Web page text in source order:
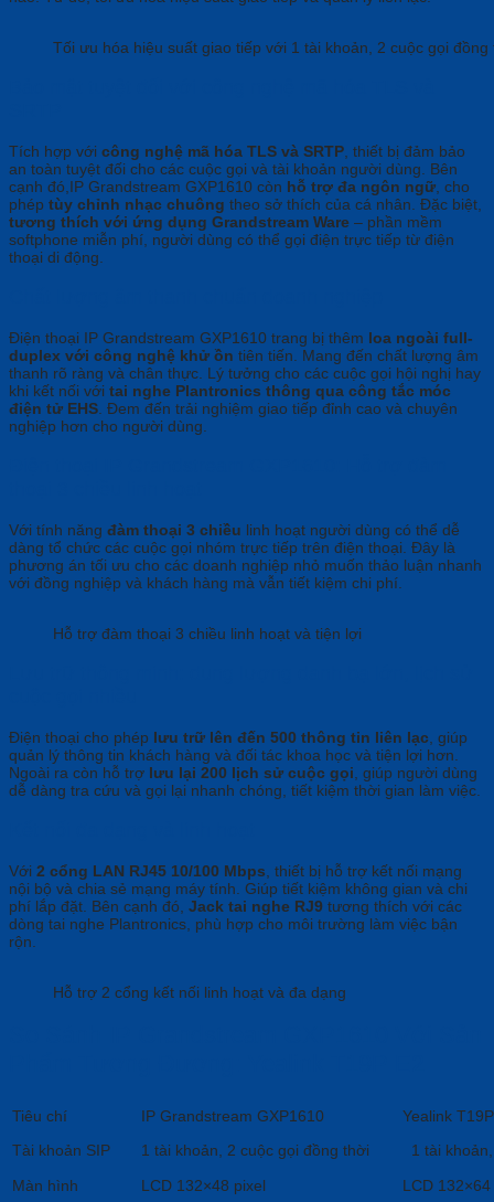
Tối ưu hóa hiệu suất giao tiếp với 1 tài khoản, 2 cuộc gọi đồng
Tích hợp với công nghệ mã hóa TLS và SRTP , thiết bị đảm bảo
an toàn tuyệt đối cho các cuộc gọi và tài khoản người dùng. Bên
cạnh đó,IP Grandstream GXP1610 còn hỗ trợ đa ngôn ngữ , cho
phép tùy chỉnh nhạc chuông theo sở thích của cá nhân. Đặc biệt,
tương thích với ứng dụng Grandstream Ware – phần mềm
softphone miễn phí, người dùng có thể gọi điện trực tiếp từ điện
thoại di động.
Điện thoại IP Grandstream GXP1610 trang bị thêm loa ngoài full-
duplex với công nghệ khử ồn tiên tiến. Mang đến chất lượng âm
thanh rõ ràng và chân thực. Lý tưởng cho các cuộc gọi hội nghị hay
khi kết nối với tai nghe Plantronics thông qua công tắc móc
điện tử EHS . Đem đến trải nghiệm giao tiếp đỉnh cao và chuyên
nghiệp hơn cho người dùng.
Với tính năng đàm thoại 3 chiều linh hoạt người dùng có thể dễ
dàng tổ chức các cuộc gọi nhóm trực tiếp trên điện thoại. Đây là
phương án tối ưu cho các doanh nghiệp nhỏ muốn thảo luận nhanh
với đồng nghiệp và khách hàng mà vẫn tiết kiệm chi phí.
Hỗ trợ đàm thoại 3 chiều linh hoạt và tiện lợi
Điện thoại cho phép lưu trữ lên đến 500 thông tin liên lạc , giúp
quản lý thông tin khách hàng và đối tác khoa học và tiện lợi hơn.
Ngoài ra còn hỗ trợ lưu lại 200 lịch sử cuộc gọi , giúp người dùng
dễ dàng tra cứu và gọi lại nhanh chóng, tiết kiệm thời gian làm việc.
Với 2 cổng LAN RJ45 10/100 Mbps , thiết bị hỗ trợ kết nối mạng
nội bộ và chia sẻ mạng máy tính. Giúp tiết kiệm không gian và chi
phí lắp đặt. Bên cạnh đó, Jack tai nghe RJ9 tương thích với các
dòng tai nghe Plantronics, phù hợp cho môi trường làm việc bận
rộn.
Hỗ trợ 2 cổng kết nối linh hoạt và đa dạng
Tiêu chí IP Grandstream GXP1610
Yealink
Tài khoản SIP
1 tài khoản, 2 cuộc gọi đồng thời
1 tài
Màn hình
LCD 132×48 pixel LCD